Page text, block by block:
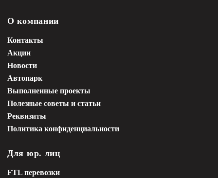
О компании
Контакты
Акции
Новости
Автопарк
Выполненные проекты
Полезные советы и статьи
Реквизиты
Политика конфиденциальности
Для юр. лиц
FTL перевозки